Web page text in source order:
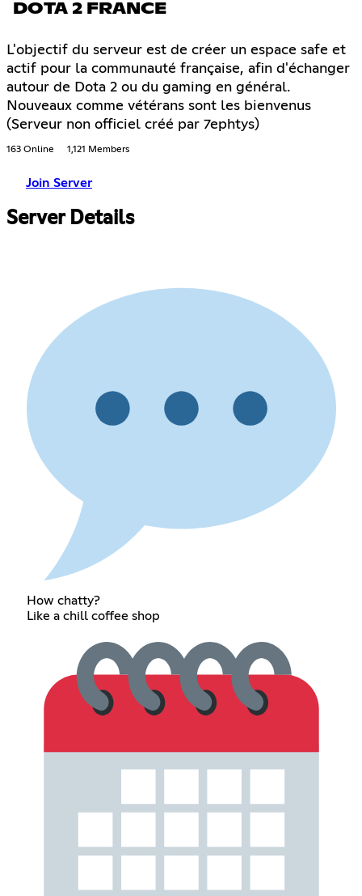
DOTA 2 FRANCE
L'objectif du serveur est de créer un espace safe et
actif pour la communauté française, afin d'échanger
autour de Dota 2 ou du gaming en général.
Nouveaux comme vétérans sont les bienvenus
(Serveur non officiel créé par 7ephtys)
163 Online 1,121 Members
Join Server
Server Details
How chatty?
Like a chill coffee shop